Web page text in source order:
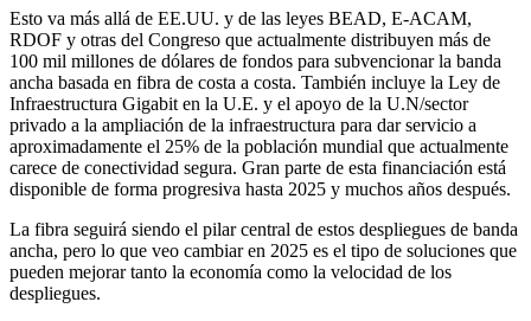
Esto va más allá de EE.UU. y de las leyes BEAD, E-ACAM,
RDOF y otras del Congreso que actualmente distribuyen más de
100 mil millones de dólares de fondos para subvencionar la banda
ancha basada en fibra de costa a costa. También incluye la Ley de
Infraestructura Gigabit en la U.E. y el apoyo de la U.N/sector
privado a la ampliación de la infraestructura para dar servicio a
aproximadamente el 25% de la población mundial que actualmente
carece de conectividad segura. Gran parte de esta financiación está
disponible de forma progresiva hasta 2025 y muchos años después.
La fibra seguirá siendo el pilar central de estos despliegues de banda
ancha, pero lo que veo cambiar en 2025 es el tipo de soluciones que
pueden mejorar tanto la economía como la velocidad de los
despliegues.